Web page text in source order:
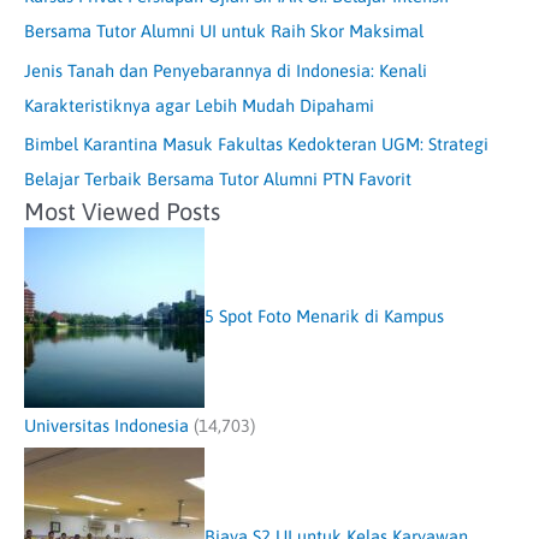
Bersama Tutor Alumni UI untuk Raih Skor Maksimal
Jenis Tanah dan Penyebarannya di Indonesia: Kenali
Karakteristiknya agar Lebih Mudah Dipahami
Bimbel Karantina Masuk Fakultas Kedokteran UGM: Strategi
Belajar Terbaik Bersama Tutor Alumni PTN Favorit
Most Viewed Posts
5 Spot Foto Menarik di Kampus
Universitas Indonesia (14,703)